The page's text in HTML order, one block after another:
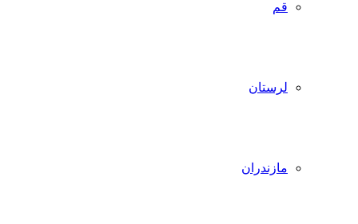
قم
لرستان
مازندران